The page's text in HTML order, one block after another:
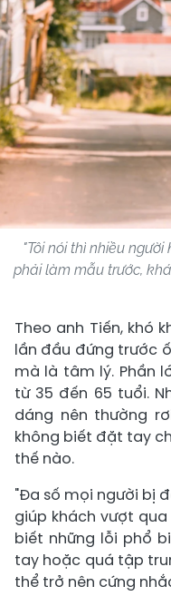
"Tôi nói thì nhiều
phải làm mẫu trước,
Theo anh Tiến, khó
lần đầu đứng trước
mà là tâm lý. Phần
từ 35 đến 65 tuổi.
dáng nên thường
không biết đặt tay
thế nào.
"Đa số mọi người bị
giúp khách vượt
biết những lỗi phổ
tay hoặc quá tập
thể trở nên cứng